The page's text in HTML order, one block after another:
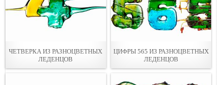
ЧЕТВЕРКА ИЗ РАЗНОЦВЕТНЫХ
ЛЕДЕНЦОВ
ЦИФРЫ 565 ИЗ РАЗНОЦВЕТНЫХ
ЛЕДЕНЦОВ